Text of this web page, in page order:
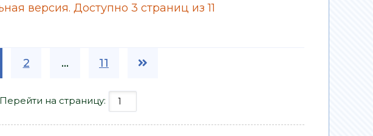
версия. Доступно 3 страниц из 11
2 ... 11
Перейти на страницу: